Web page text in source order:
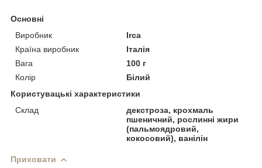
Основні
Виробник
Irca
Країна виробник
Італія
Вага
100 г
Колір
Білий
Користувацькі характеристики
Склад
декстроза, крохмаль
пшеничний, рослинні жири
(пальмоядровий,
кокосовий), ванілін
Приховати